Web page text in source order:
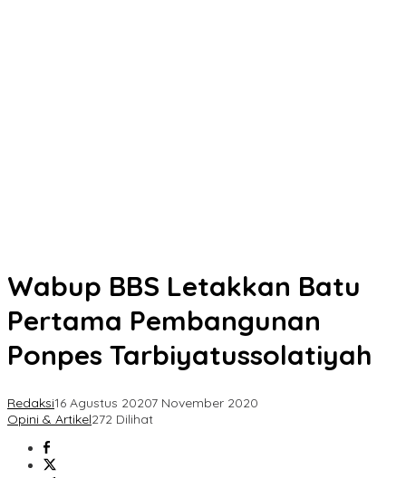
Wabup BBS Letakkan Batu
Pertama Pembangunan
Ponpes Tarbiyatussolatiyah
Redaksi16 Agustus 20207 November 2020
Opini & Artikel272 Dilihat